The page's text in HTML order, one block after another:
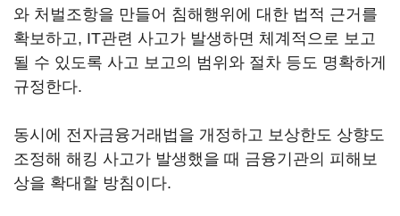
와 처벌조항을 만들어 침해행위에 대한 법적 근거를
확보하고, IT관련 사고가 발생하면 체계적으로 보고
될 수 있도록 사고 보고의 범위와 절차 등도 명확하게
규정한다.
동시에 전자금융거래법을 개정하고 보상한도 상향도
조정해 해킹 사고가 발생했을 때 금융기관의 피해보
상을 확대할 방침이다.